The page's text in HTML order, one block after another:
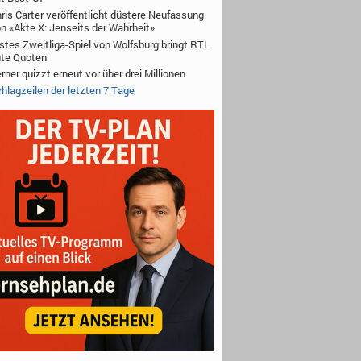
Carter veröffentlicht düstere Neufassung
«Akte X: Jenseits der Wahrheit»
Zweitliga-Spiel von Wolfsburg bringt RTL
Quoten
quizzt erneut vor über drei Millionen
der letzten 7 Tage